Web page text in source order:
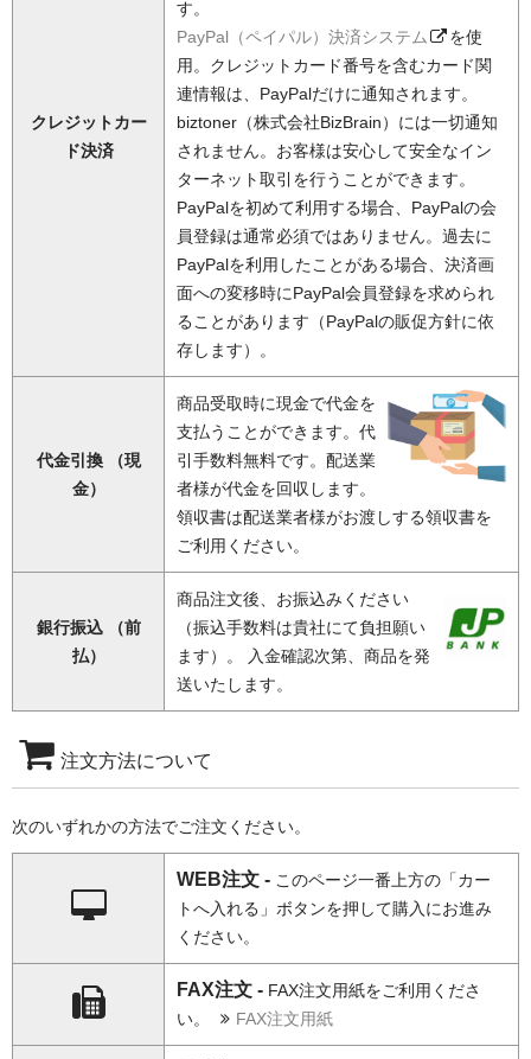
クレジットカー
ド決済
す。
PayPal（ペイパル）決済システム
を使
用。クレジットカード番号を含むカード関
連情報は、PayPalだけに通知されます。
biztoner（株式会社BizBrain）には一切通知
されません。お客様は安心して安全なイン
ターネット取引を行うことができます。
PayPalを初めて利用する場合、PayPalの会
員登録は通常必須ではありません。過去に
PayPalを利用したことがある場合、決済画
面への変移時にPayPal会員登録を求められ
ることがあります（PayPalの販促方針に依
存します）。
代金引換 （現
金）
商品受取時に現金で代金を
支払うことができます。代
引手数料無料です。配送業
者様が代金を回収します。
領収書は配送業者様がお渡しする領収書を
ご利用ください。
銀行振込 （前
払）
商品注文後、お振込みください
（振込手数料は貴社にて負担願い
ます）。 入金確認次第、商品を発
送いたします。
注文方法について
次のいずれかの方法でご注文ください。
WEB注文 - このページ一番上方の「カー
トへ入れる」ボタンを押して購入にお進み
ください。
FAX注文 - FAX注文用紙をご利用くださ
い。
FAX注文用紙